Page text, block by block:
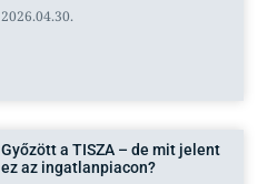
2026.04.30.
Győzött a TISZA – de mit jelent
ez az ingatlanpiacon?